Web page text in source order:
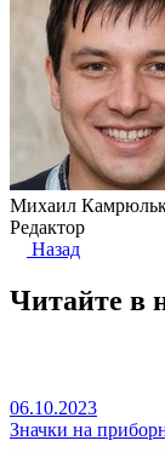
Михаил
Редактор
Назад
Читайте в
06.10.2023
Значки на